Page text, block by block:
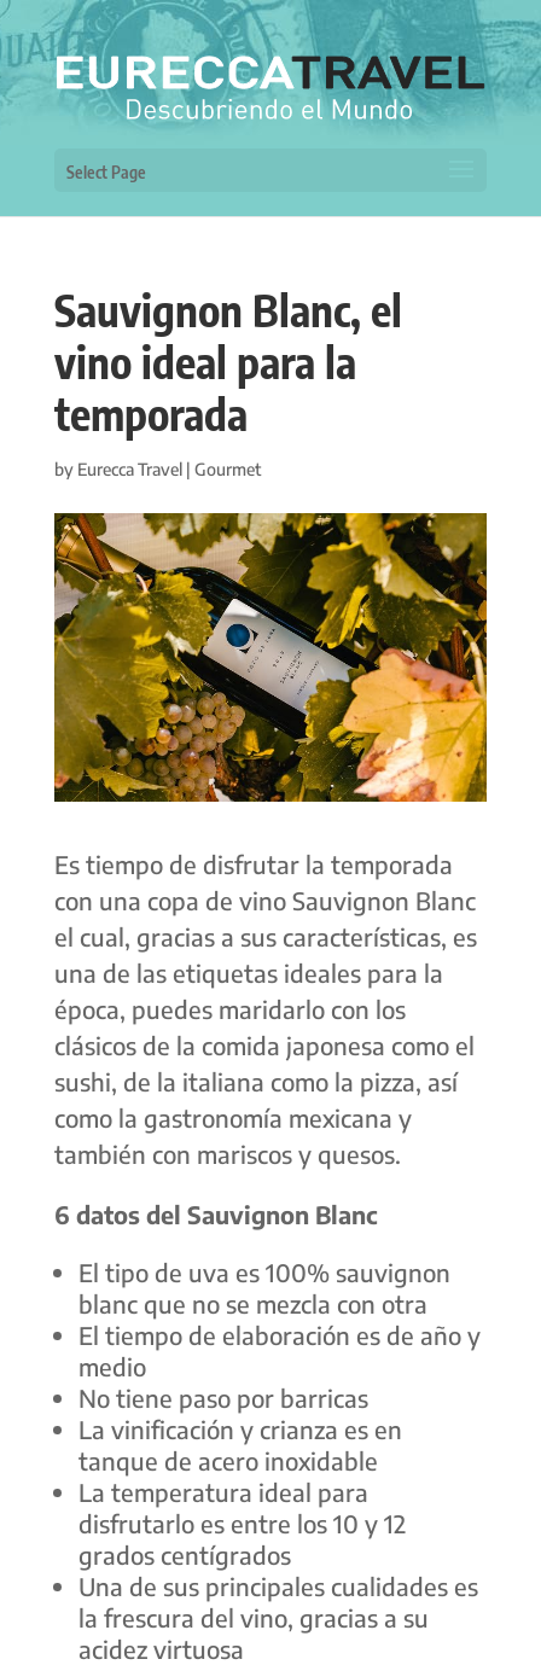
Select Page
Sauvignon Blanc, el
vino ideal para la
temporada
by Eurecca Travel| Gourmet
Es tiempo de disfrutar la temporada
con una copa de vino Sauvignon Blanc
el cual, gracias a sus características, es
una de las etiquetas ideales para la
época, puedes maridarlo con los
clásicos de la comida japonesa como el
sushi, de la italiana como la pizza, así
como la gastronomía mexicana y
también con mariscos y quesos.
6 datos del Sauvignon Blanc
El tipo de uva es 100% sauvignon
blanc que no se mezcla con otra
El tiempo de elaboración es de año y
medio
No tiene paso por barricas
La vinificación y crianza es en
tanque de acero inoxidable
La temperatura ideal para
disfrutarlo es entre los 10 y 12
grados centígrados
Una de sus principales cualidades es
la frescura del vino, gracias a su
acidez virtuosa